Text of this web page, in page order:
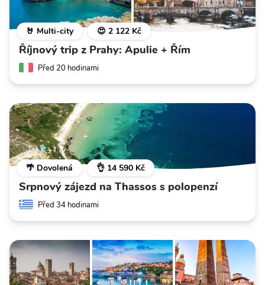
🤘 Multi-city 😍 2 122 Kč
Říjnový trip z Prahy: Apulie + Řím
Před 20 hodinami
🌴 Dovolená 👌 14 590 Kč
Srpnový zájezd na Thassos s polopenzí
Před 34 hodinami